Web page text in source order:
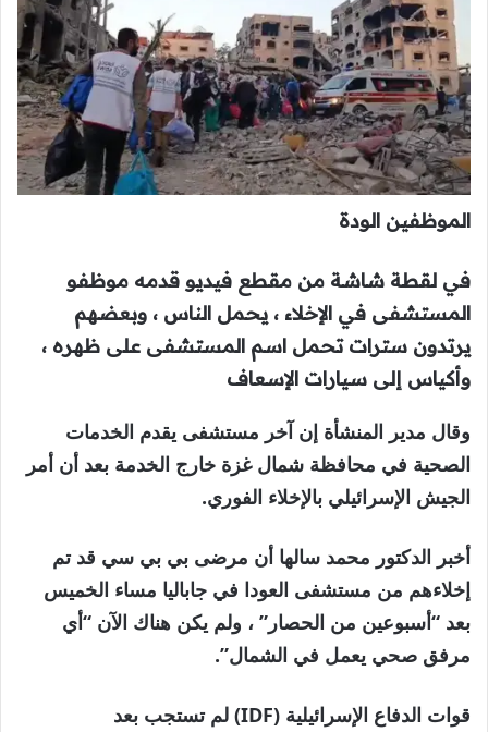
الموظفين الودة
في لقطة شاشة من مقطع فيديو قدمه موظفو
المستشفى في الإخلاء ، يحمل الناس ، وبعضهم
يرتدون سترات تحمل اسم المستشفى على ظهره ،
وأكياس إلى سيارات الإسعاف
وقال مدير المنشأة إن آخر مستشفى يقدم الخدمات
الصحية في محافظة شمال غزة خارج الخدمة بعد أن أمر
الجيش الإسرائيلي بالإخلاء الفوري.
أخبر الدكتور محمد سالها أن مرضى بي بي سي قد تم
إخلاءهم من مستشفى العودا في جاباليا مساء الخميس
بعد “أسبوعين من الحصار” ، ولم يكن هناك الآن “أي
مرفق صحي يعمل في الشمال”.
قوات الدفاع الإسرائيلية (IDF) لم تستجب بعد